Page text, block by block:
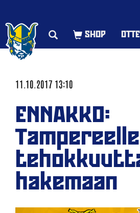
11.10.2017 13:10
ENNAKKO:
Tampereelle
hakemaan